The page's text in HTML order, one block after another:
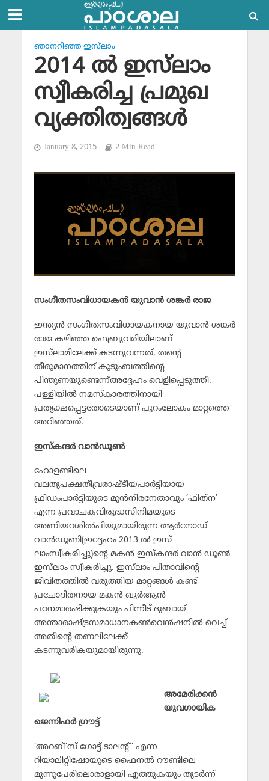
ഞാനറിഞ്ഞ ഇസ്‌ലാം
2014 ല്‍ ഇസ്‌ലാം
സ്വീകരിച്ച പ്രമുഖ
വ്യക്തിത്വങ്ങള്‍
January 8, 2015 2 Min Read
സംഗീതസംവിധായകന്‍ യുവാന്‍ ശങ്കര്‍ രാജ
ഇന്ത്യന്‍ സംഗീതസംവിധായകനായ യുവാന്‍ ശങ്കര്‍
രാജ കഴിഞ്ഞ ഫെബ്രുവരിയിലാണ്
ഇസ്‌ലാമിലേക്ക് കടന്നുവന്നത്. തന്റെ
തീരുമാനത്തിന് കുടുംബത്തിന്റെ
പിന്തുണയുണ്ടെന്ന്അദ്ദേഹം വെളിപ്പെടുത്തി.
പള്ളിയില്‍ നമസ്‌കാരത്തിനായി
പ്രത്യക്ഷപ്പെട്ടതോടെയാണ് പുറംലോകം മാറ്റത്തെ
അറിഞ്ഞത്.
ഇസ്‌കന്ദര്‍ വാന്‍ഡൂണ്‍
ഹോളണ്ടിലെ
വലതുപക്ഷതീവ്രരാഷ്ടീയപാര്‍ട്ടിയായ
ഫ്രീഡംപാര്‍ട്ടിയുടെ മുന്‍നിരനേതാവും ‘ഫിത്‌ന’
എന്ന പ്രവാചകവിരുദ്ധസിനിമയുടെ
അണിയറശില്‍പിയുമായിരുന്ന ആര്‍നോഡ്
വാന്‍ഡൂണി(ഇദ്ദേഹം 2013 ല്‍ ഇസ്
ലാംസ്വീകരിച്ചു)ന്റെ മകന്‍ ഇസ്‌കന്ദര്‍ വാന്‍ ഡൂണ്‍
ഇസ്‌ലാം സ്വീകരിച്ചു. ഇസ്‌ലാം പിതാവിന്റെ
ജീവിതത്തില്‍ വരുത്തിയ മാറ്റങ്ങള്‍ കണ്ട്
പ്രചോദിതനായ മകന്‍ ഖുര്‍ആന്‍
പഠനമാരംഭിക്കുകയും പിന്നീട് ദുബായ്
അന്താരാഷ്ട്രസമാധാനകണ്‍വെന്‍ഷനില്‍ വെച്ച്
അതിന്റെ തണലിലേക്ക്
കടന്നുവരികയുമായിരുന്നു.
അമേരിക്കന്‍
യുവഗായിക
ജെന്നിഫര്‍ ഗ്രൗട്ട്
‘അറബ്’സ് ഗോട്ട് ടാലന്റ്’ എന്ന
റിയാലിറ്റിഷോയുടെ ഫൈനല്‍ റൗണ്ടിലെ
മൂന്നുപേരിലൊരാളായി എത്തുകയും തുടര്‍ന്ന്